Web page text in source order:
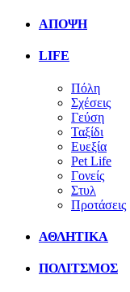
ΑΠΟΨΗ
LIFE
Πόλη
Σχέσεις
Γεύση
Ταξίδι
Ευεξία
Pet Life
Γονείς
Στυλ
Προτάσεις
ΑΘΛΗΤΙΚΑ
ΠΟΛΙΤΣΜΟΣ